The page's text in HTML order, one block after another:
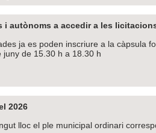
i autònoms a accedir a les
ja es poden inscriure a la càpsula
juny de 15.30 h a 18.30 h
2026
lloc el ple municipal ordinari